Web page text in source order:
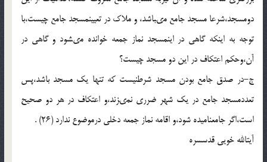
دومسجد،شرعا مسجد جامع مى‏باشد، و ملاک در تعیین‏مسجد جامع چیست،با
توجه به اینکه گاهى در این‏مسجد نماز جمعه خوانده مى‏شود و گاهى در
آن،وحکم اعتکاف در این دو مسجد چیست؟
ج-در صدق جامع بودن مسجد شرطنیست که تنها یک مسجد باشد،پس
تعددمسجد جامع در یک شهر ضررى نمى‏زند،و اعتکاف در هر دو صحیح
است،اگر جامع‏نامیده شود،و اقامه نماز جمعه دخلى درموضوع ندارد (26) .
آیت‏الله خویى قدس‏سره